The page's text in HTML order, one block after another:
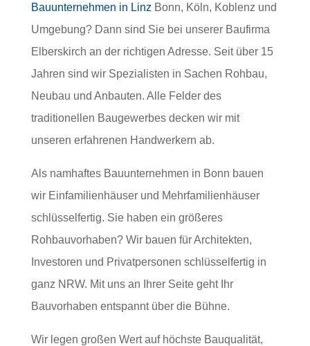
Bauunternehmen in Linz Bonn, Köln, Koblenz und
Umgebung? Dann sind Sie bei unserer Baufirma
Elberskirch an der richtigen Adresse. Seit über 15
Jahren sind wir Spezialisten in Sachen Rohbau,
Neubau und Anbauten. Alle Felder des
traditionellen Baugewerbes decken wir mit
unseren erfahrenen Handwerkern ab.
Als namhaftes Bauunternehmen in Bonn bauen
wir Einfamilienhäuser und Mehrfamilienhäuser
schlüsselfertig. Sie haben ein größeres
Rohbauvorhaben? Wir bauen für Architekten,
Investoren und Privatpersonen schlüsselfertig in
ganz NRW. Mit uns an Ihrer Seite geht Ihr
Bauvorhaben entspannt über die Bühne.
Wir legen großen Wert auf höchste Bauqualität,